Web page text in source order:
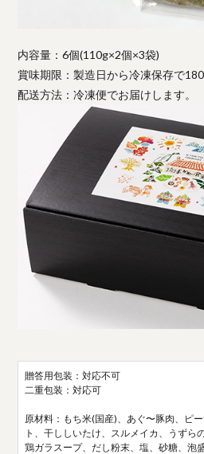
内容量：6個(110g×2個×3袋)
賞味期限：製造日から冷凍保存で
配送方法：冷凍便でお届けします。
贈答用包装：対応不可
二重包装：対応可
原材料：もち米(国産)、あぐ〜豚肉、ピ
ト、干ししいたけ、スルメイカ、うずら
鶏ガラスープ、だし粉末、塩、砂糖、泡